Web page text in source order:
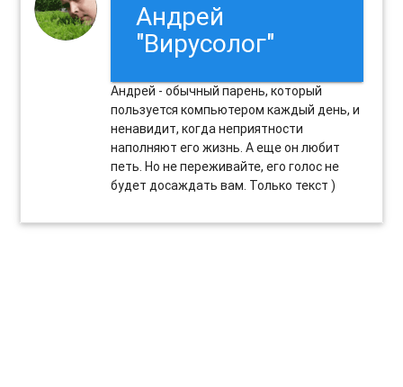
Андрей
"Вирусолог"
Андрей - обычный парень, который
пользуется компьютером каждый день, и
ненавидит, когда неприятности
наполняют его жизнь. А еще он любит
петь. Но не переживайте, его голос не
будет досаждать вам. Только текст )